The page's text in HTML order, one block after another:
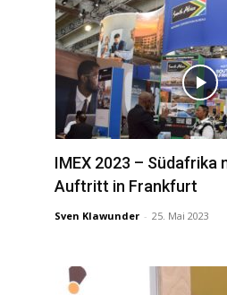
IMEX 2023 – Südafrika
Auftritt in Frankfurt
Sven Klawunder - 25. Mai 2023